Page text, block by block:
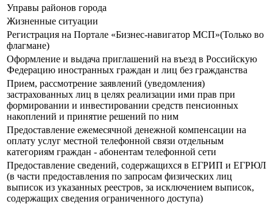
Управы районов города
Жизненные ситуации
Регистрация на Портале «Бизнес-навигатор МСП»(Только во
флагмане)
Оформление и выдача приглашений на въезд в Российскую
Федерацию иностранных граждан и лиц без гражданства
Прием, рассмотрение заявлений (уведомления)
застрахованных лиц в целях реализации ими прав при
формировании и инвестировании средств пенсионных
накоплений и принятие решений по ним
Предоставление ежемесячной денежной компенсации на
оплату услуг местной телефонной связи отдельным
категориям граждан - абонентам телефонной сети
Предоставление сведений, содержащихся в ЕГРИП и ЕГРЮЛ
(в части предоставления по запросам физических лиц
выписок из указанных реестров, за исключением выписок,
содержащих сведения ограниченного доступа)